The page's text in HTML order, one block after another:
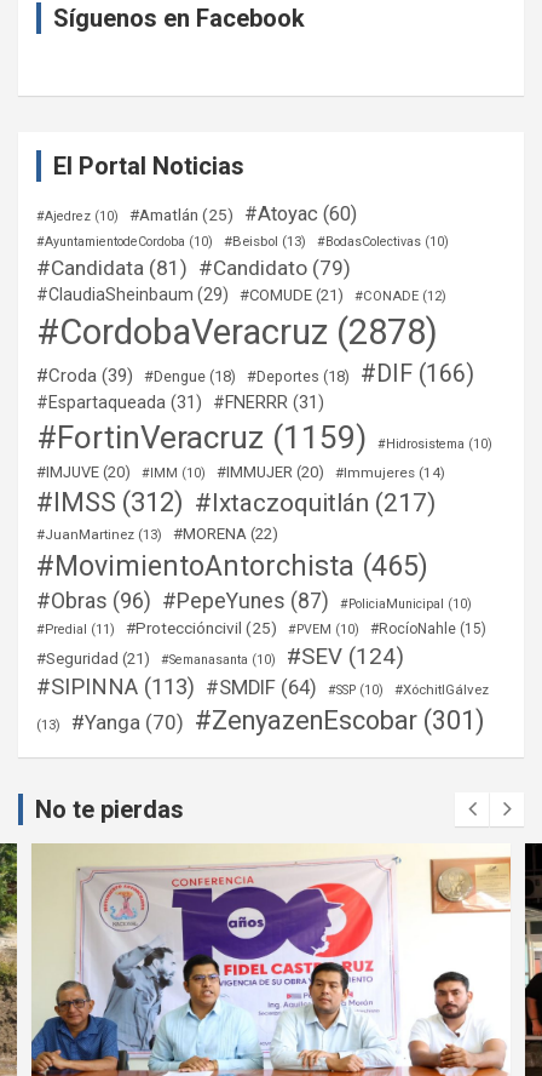
Síguenos en Facebook
El Portal Noticias
#Ajedrez (10) #Amatlán (25) #Atoyac (60)
#AyuntamientodeCordoba (10) #Beisbol (13) #BodasColectivas (10)
#Candidata (81) #Candidato (79)
#ClaudiaSheinbaum (29) #COMUDE (21) #CONADE (12)
#CordobaVeracruz (2878)
#Croda (39) #Dengue (18) #Deportes (18) #DIF (166)
#Espartaqueada (31) #FNERRR (31)
#FortinVeracruz (1159) #Hidrosistema (10)
#IMJUVE (20) #IMM (10) #IMMUJER (20) #Immujeres (14)
#IMSS (312) #Ixtaczoquitlán (217)
#JuanMartinez (13) #MORENA (22)
#MovimientoAntorchista (465)
#Obras (96) #PepeYunes (87) #PoliciaMunicipal
(10)
#Predial
(11) #Proteccióncivil (25) #PVEM (10) #RocíoNahle (15)
#Seguridad (21) #Semanasanta (10) #SEV (124)
#SIPINNA (113) #SMDIF (64) #SSP (10) #XóchitlGálvez
(13) #Yanga (70) #ZenyazenEscobar (301)
No te pierdas